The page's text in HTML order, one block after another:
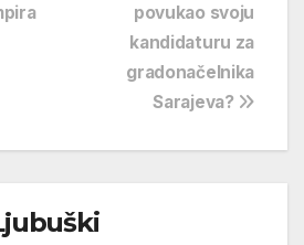
povukao svoju
kandidaturu za
gradonačelnika
Sarajeva?